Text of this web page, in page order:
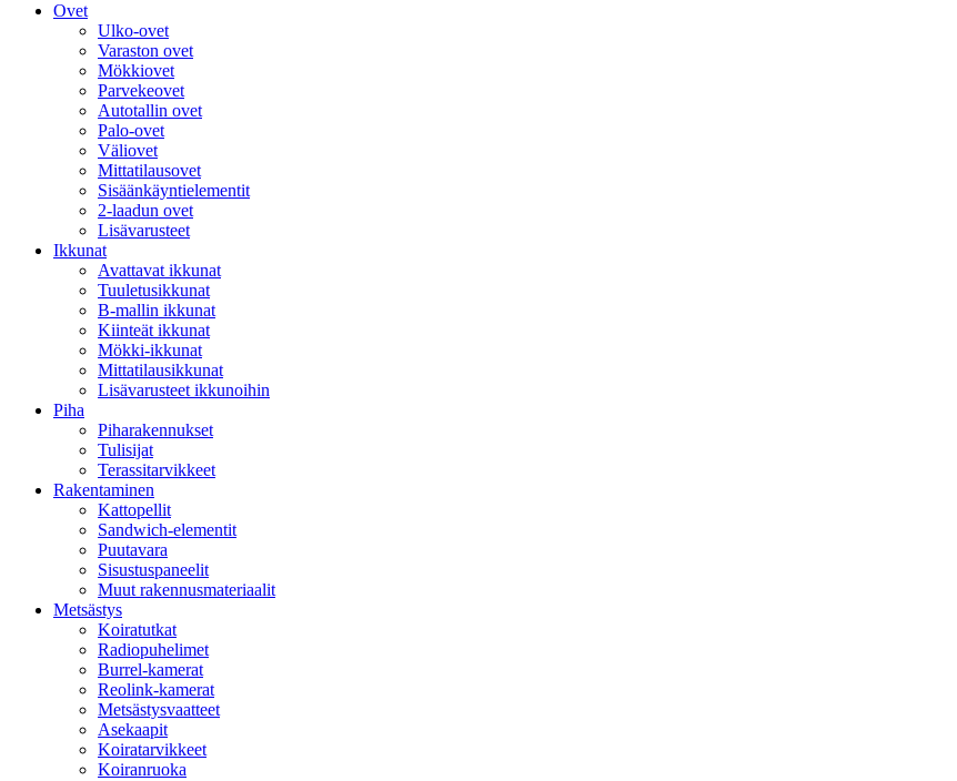
Ovet
Ulko-ovet
Varaston ovet
Mökkiovet
Parvekeovet
Autotallin ovet
Palo-ovet
Väliovet
Mittatilausovet
Sisäänkäyntielementit
2-laadun ovet
Lisävarusteet
Ikkunat
Avattavat ikkunat
Tuuletusikkunat
B-mallin ikkunat
Kiinteät ikkunat
Mökki-ikkunat
Mittatilausikkunat
Lisävarusteet ikkunoihin
Piha
Piharakennukset
Tulisijat
Terassitarvikkeet
Rakentaminen
Kattopellit
Sandwich-elementit
Puutavara
Sisustuspaneelit
Muut rakennusmateriaalit
Metsästys
Koiratutkat
Radiopuhelimet
Burrel-kamerat
Reolink-kamerat
Metsästysvaatteet
Asekaapit
Koiratarvikkeet
Koiranruoka